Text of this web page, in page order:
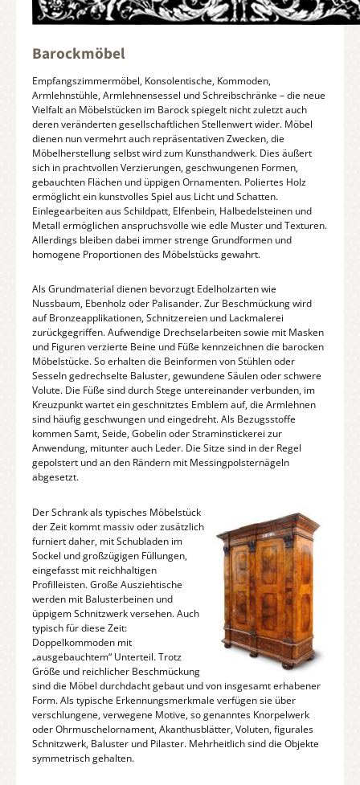
Barockmöbel
Empfangszimmermöbel, Konsolentische, Kommoden,
Armlehnstühle, Armlehnensessel und Schreibschränke – die neue
Vielfalt an Möbelstücken im Barock spiegelt nicht zuletzt auch
deren veränderten gesellschaftlichen Stellenwert wider. Möbel
dienen nun vermehrt auch repräsentativen Zwecken, die
Möbelherstellung selbst wird zum Kunsthandwerk. Dies äußert
sich in prachtvollen Verzierungen, geschwungenen Formen,
gebauchten Flächen und üppigen Ornamenten. Poliertes Holz
ermöglicht ein kunstvolles Spiel aus Licht und Schatten.
Einlegearbeiten aus Schildpatt, Elfenbein, Halbedelsteinen und
Metall ermöglichen anspruchsvolle wie edle Muster und Texturen.
Allerdings bleiben dabei immer strenge Grundformen und
homogene Proportionen des Möbelstücks gewahrt.
Als Grundmaterial dienen bevorzugt Edelholzarten wie
Nussbaum, Ebenholz oder Palisander. Zur Beschmückung wird
auf Bronzeapplikationen, Schnitzereien und Lackmalerei
zurückgegriffen. Aufwendige Drechselarbeiten sowie mit Masken
und Figuren verzierte Beine und Füße kennzeichnen die barocken
Möbelstücke. So erhalten die Beinformen von Stühlen oder
Sesseln gedrechselte Baluster, gewundene Säulen oder schwere
Volute. Die Füße sind durch Stege untereinander verbunden, im
Kreuzpunkt wartet ein geschnitztes Emblem auf, die Armlehnen
sind häufig geschwungen und eingedreht. Als Bezugsstoffe
kommen Samt, Seide, Gobelin oder Straminstickerei zur
Anwendung, mitunter auch Leder. Die Sitze sind in der Regel
gepolstert und an den Rändern mit Messingpolsternägeln
abgesetzt.
Der Schrank als typisches Möbelstück
der Zeit kommt massiv oder zusätzlich
furniert daher, mit Schubladen im
Sockel und großzügigen Füllungen,
eingefasst mit reichhaltigen
Profilleisten. Große Ausziehtische
werden mit Balusterbeinen und
üppigem Schnitzwerk versehen. Auch
typisch für diese Zeit:
Doppelkommoden mit
„ausgebauchtem“ Unterteil. Trotz
Größe und reichlicher Beschmückung
sind die Möbel durchdacht gebaut und von insgesamt erhabener
Form. Als typische Erkennungsmerkmale verfügen sie über
verschlungene, verwegene Motive, so genanntes Knorpelwerk
oder Ohrmuschelornament, Akanthusblätter, Voluten, figurales
Schnitzwerk, Baluster und Pilaster. Mehrheitlich sind die Objekte
symmetrisch gehalten.